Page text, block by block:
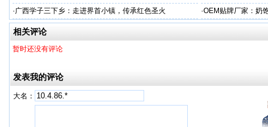
工
·广西学子三下乡：走进界首小镇，传承红色圣火 ·OEM贴牌厂家：奶
一步！
相关评论
暂时还没有评论
发表我的评论
大名：